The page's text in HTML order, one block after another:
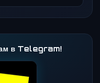
в Telegram!